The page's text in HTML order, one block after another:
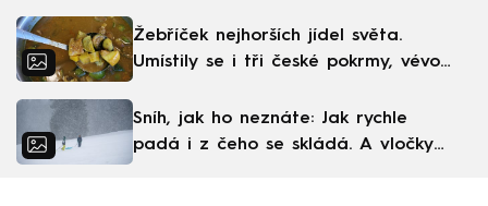
Žebříček nejhorších jídel světa.
Umístily se i tři české pokrmy, vévodí
Sníh, jak ho neznáte: Jak rychle
padá i z čeho se skládá. A vločky